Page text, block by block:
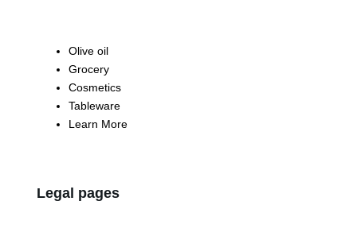
Olive oil
Grocery
Cosmetics
Tableware
Learn More
Legal pages